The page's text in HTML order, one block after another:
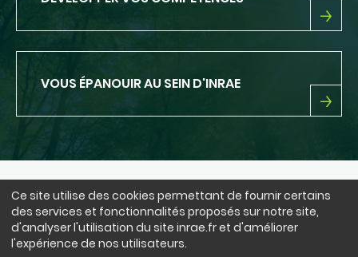
Ce site utilise des cookies permettant de fournir certains
des services et fonctionnalités proposés sur notre site,
d'analyser l'utilisation du site inrae.fr et d'améliorer
l'expérience de nos utilisateurs.
PROFESSIONNEL
DÉVELOPPER
VOUS ÉPANOUIR AU SEIN D'INRAE
VOUS
SEIN
NOUS SUIVRE
LinkedInFacebook
BlueSkyinstagram
Youtube
X